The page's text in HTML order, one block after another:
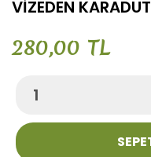
VİZEDEN
280,00 TL